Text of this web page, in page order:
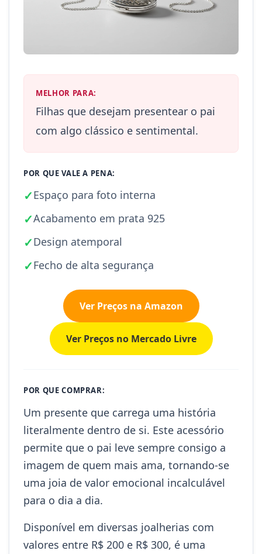
MELHOR PARA:
Filhas que desejam presentear o pai
com algo clássico e sentimental.
POR QUE VALE A PENA:
✓Espaço para foto interna
✓Acabamento em prata 925
✓Design atemporal
✓Fecho de alta segurança
Ver Preços na Amazon
Ver Preços no Mercado Livre
POR QUE COMPRAR:
Um presente que carrega uma história
literalmente dentro de si. Este acessório
permite que o pai leve sempre consigo a
imagem de quem mais ama, tornando-se
uma joia de valor emocional incalculável
para o dia a dia.
Disponível em diversas joalherias com
valores entre R$ 200 e R$ 300, é uma